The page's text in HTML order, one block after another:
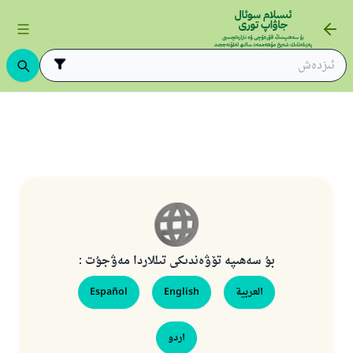
بۇ سەھىپە تۆۋەندىكى تىللاردا مەۋجۇت :
العربية English
Español
اردو
110845 - نومۇرلۇق سوئالنىڭ جاۋابى